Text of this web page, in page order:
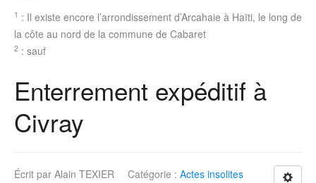
1 : Il existe encore l’arrondissement d’Arcahaie à Haïti, le long de
la côte au nord de la commune de Cabaret
2 : sauf
Enterrement expéditif à
Civray
Écrit par Alain TEXIER Catégorie : Actes insolites